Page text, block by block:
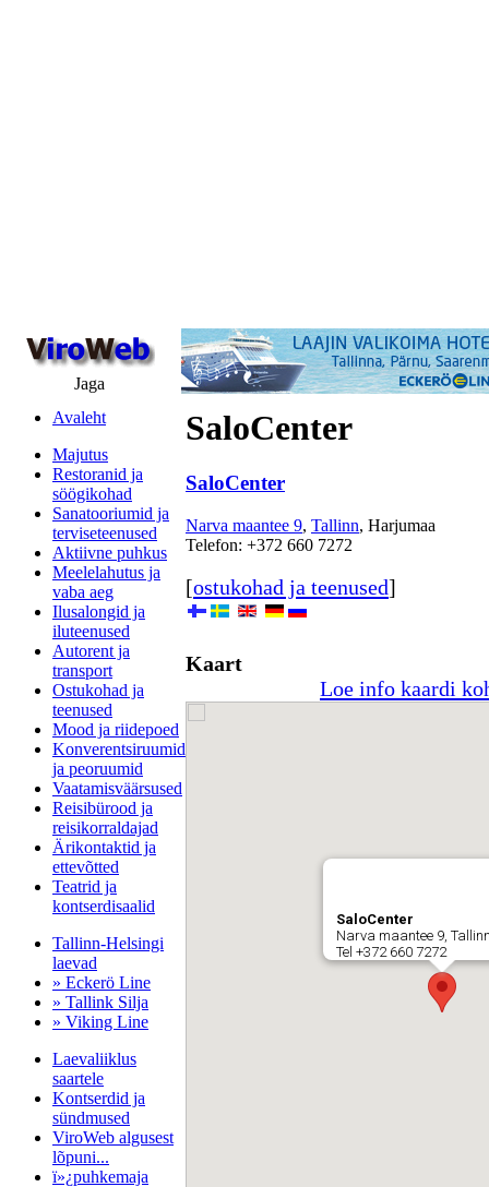
Jaga
Avaleht
Majutus
Restoranid ja
söögikohad
Sanatooriumid ja
terviseteenused
Aktiivne puhkus
Meelelahutus ja
vaba aeg
Ilusalongid ja
iluteenused
Autorent ja
transport
Ostukohad ja
teenused
Mood ja riidepoed
Konverentsiruumid
ja peoruumid
Vaatamisväärsused
Reisibürood ja
reisikorraldajad
Ärikontaktid ja
ettevõtted
Teatrid ja
kontserdisaalid
Tallinn-Helsingi
laevad
» Eckerö Line
» Tallink Silja
» Viking Line
Laevaliiklus
saartele
Kontserdid ja
sündmused
ViroWeb algusest
lõpuni...
ï»¿puhkemaja
SaloCenter
SaloCenter
Narva maantee 9, Tallinn, Harjumaa
Telefon: +372 660 7272
[ostukohad ja teenused]
Kaart
Loe info kaardi
SaloCenter
Narva maantee 9,
Tel +372 660 7272